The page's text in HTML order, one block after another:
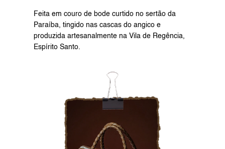
Feita em couro de bode curtido no sertão da
Paraíba, tingido nas cascas do angico e
produzida artesanalmente na Vila de Regência,
Espírito Santo.